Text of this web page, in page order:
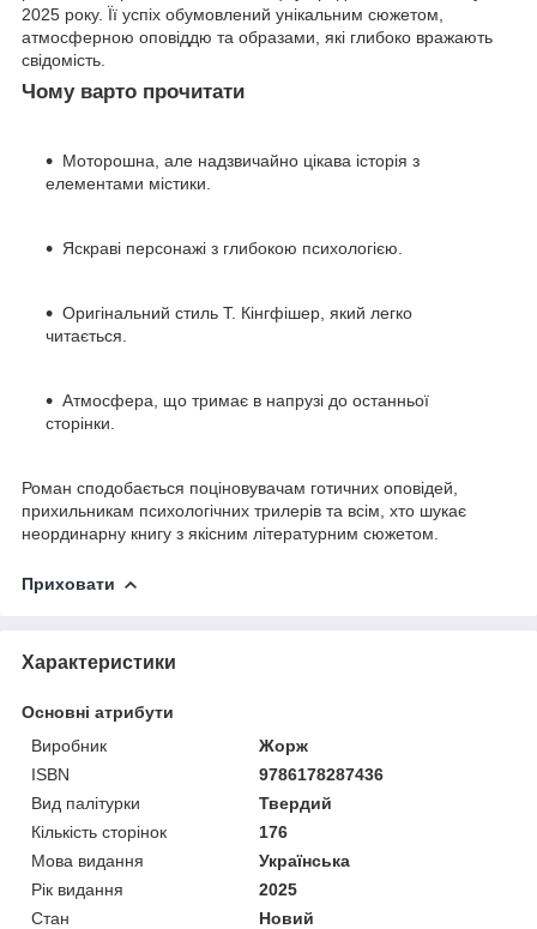
2025 року. Її успіх обумовлений унікальним сюжетом,
атмосферною оповіддю та образами, які глибоко вражають
свідомість.
Чому варто прочитати
Моторошна, але надзвичайно цікава історія з
елементами містики.
Яскраві персонажі з глибокою психологією.
Оригінальний стиль Т. Кінгфішер, який легко
читається.
Атмосфера, що тримає в напрузі до останньої
сторінки.
Роман сподобається поціновувачам готичних оповідей,
прихильникам психологічних трилерів та всім, хто шукає
неординарну книгу з якісним літературним сюжетом.
Приховати
Характеристики
Основні атрибути
Виробник
Жорж
ISBN
9786178287436
Вид палітурки
Твердий
Кількість сторінок
176
Мова видання
Українська
Рік видання
2025
Стан
Новий